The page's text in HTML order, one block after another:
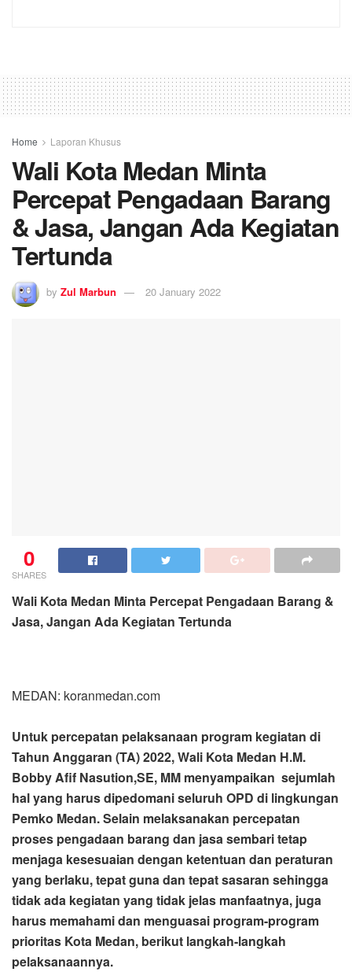
Home Laporan Khusus
Wali Kota Medan Minta
Percepat Pengadaan Barang
& Jasa, Jangan Ada Kegiatan
Tertunda
by Zul Marbun 20 January 2022
0
SHARES
Wali Kota Medan Minta Percepat Pengadaan Barang &
Jasa, Jangan Ada Kegiatan Tertunda
MEDAN: koranmedan.com
Untuk percepatan pelaksanaan program kegiatan di
Tahun Anggaran (TA) 2022, Wali Kota Medan H.M.
Bobby Afif Nasution,SE, MM menyampaikan sejumlah
hal yang harus dipedomani seluruh OPD di lingkungan
Pemko Medan. Selain melaksanakan percepatan
proses pengadaan barang dan jasa sembari tetap
menjaga kesesuaian dengan ketentuan dan peraturan
yang berlaku, tepat guna dan tepat sasaran sehingga
tidak ada kegiatan yang tidak jelas manfaatnya, juga
harus memahami dan menguasai program-program
prioritas Kota Medan, berikut langkah-langkah
pelaksanaannya.